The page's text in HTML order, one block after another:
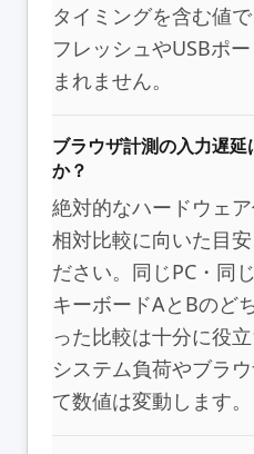
タイミングを含む値
フレッシュやUSBポ
まれません。
ブラウザ計測の入力遅
か？
絶対的なハードウェア
相対比較に向いた目
ださい。同じPC・同
キーボードAとBのど
った比較は十分に役
システム負荷やブラ
て数値は変動します。